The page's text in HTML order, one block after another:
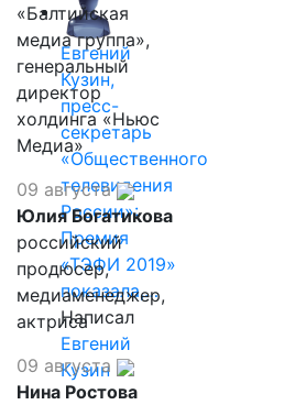
Евгений
Кузин,
пресс-
секретарь
«Общественного
телевидения
России»:
Премия
«ТЭФИ 2019»
показала,…
Написал
Евгений
Кузин
«Балтийская
медиа группа»,
генеральный
директор
холдинга «Ньюс
Медиа»
09 августа
Юлия Богатикова
российский
продюсер,
медиаменеджер,
актриса
09 августа
Нина Ростова